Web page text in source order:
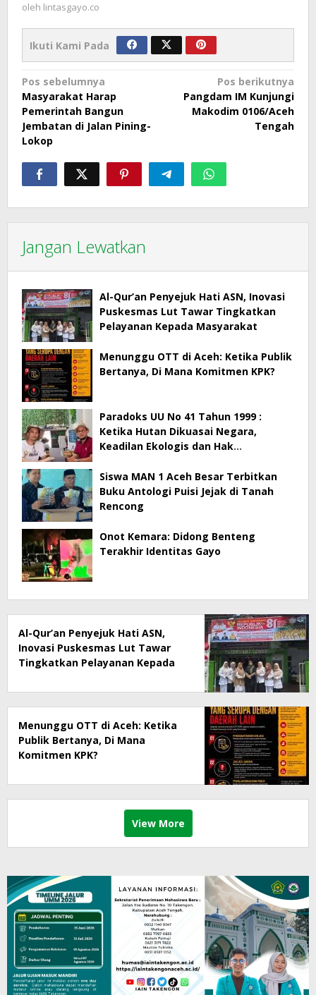
oleh lintasgayo.co
Ikuti Kami Pada
Navigasi
pos
Pos sebelumnya
Masyarakat Harap
Pemerintah Bangun
Jembatan di Jalan Pining-
Lokop
Pos berikutnya
Pangdam IM Kunjungi
Makodim 0106/Aceh
Tengah
Jangan Lewatkan
Al-Qur’an Penyejuk Hati ASN, Inovasi
Puskesmas Lut Tawar Tingkatkan
Pelayanan Kepada Masyarakat
Menunggu OTT di Aceh: Ketika Publik
Bertanya, Di Mana Komitmen KPK?
Paradoks UU No 41 Tahun 1999 :
Ketika Hutan Dikuasai Negara,
Keadilan Ekologis dan Hak
Siswa MAN 1 Aceh Besar Terbitkan
Buku Antologi Puisi Jejak di Tanah
Rencong
Onot Kemara: Didong Benteng
Terakhir Identitas Gayo
Al-Qur’an Penyejuk Hati ASN,
Inovasi Puskesmas Lut Tawar
Tingkatkan Pelayanan Kepada
Menunggu OTT di Aceh: Ketika
Publik Bertanya, Di Mana
Komitmen KPK?
View More